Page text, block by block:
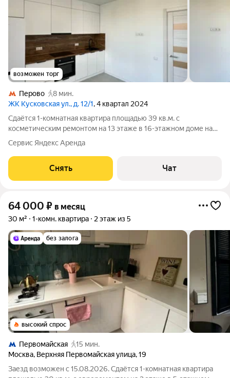
возможен торг
Перово
8 мин.
ЖК Кусковская ул., д. 12/1, 4 квартал 2024
Сдаётся 1-комнатная квартира площадью 39 кв.м. с
косметическим ремонтом на 13 этаже в 16-этажном доме на
срок от 11 месяцев. Из техники есть: Духовой шкаф Стиральная
машина Холодильник Кондиционер Пылесос Дом -
монолитный, окна выходят на улицу.
Сервис Яндекс Аренда
Снять Чат
64 000 ₽ в месяц
30 м² 1-комн. квартира 2 этаж из 5
без залога
высокий спрос
Первомайская
15 мин.
Москва, Верхняя Первомайская улица,19
Заезд возможен с 15.08.2026. Сдаётся 1-комнатная квартира